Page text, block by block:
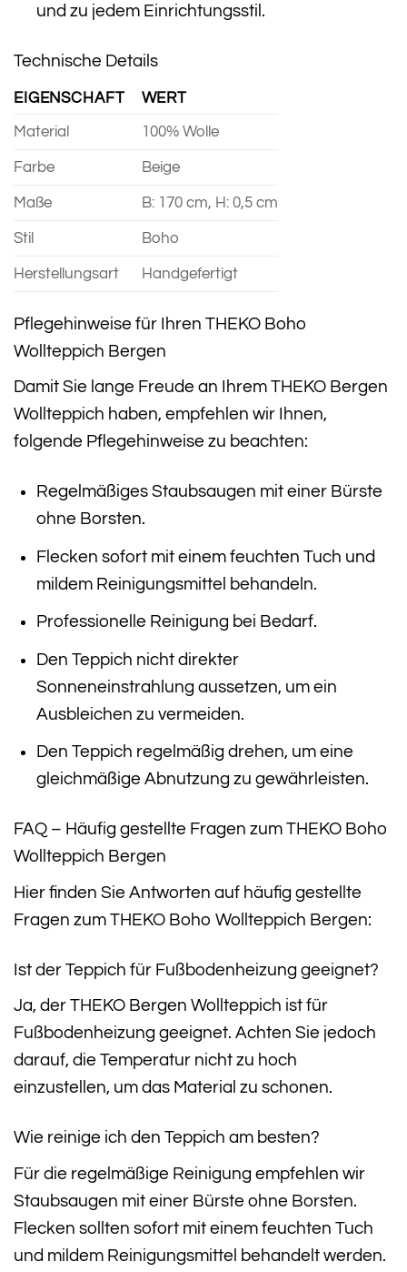
und zu jedem Einrichtungsstil.
Technische Details
EIGENSCHAFT WERT
Material 100% Wolle
Farbe Beige
Maße B: 170 cm, H: 0,5 cm
Stil Boho
Herstellungsart Handgefertigt
Pflegehinweise für Ihren THEKO Boho
Wollteppich Bergen
Damit Sie lange Freude an Ihrem THEKO Bergen
Wollteppich haben, empfehlen wir Ihnen,
folgende Pflegehinweise zu beachten:
Regelmäßiges Staubsaugen mit einer Bürste
ohne Borsten.
Flecken sofort mit einem feuchten Tuch und
mildem Reinigungsmittel behandeln.
Professionelle Reinigung bei Bedarf.
Den Teppich nicht direkter
Sonneneinstrahlung aussetzen, um ein
Ausbleichen zu vermeiden.
Den Teppich regelmäßig drehen, um eine
gleichmäßige Abnutzung zu gewährleisten.
FAQ – Häufig gestellte Fragen zum THEKO Boho
Wollteppich Bergen
Hier finden Sie Antworten auf häufig gestellte
Fragen zum THEKO Boho Wollteppich Bergen:
Ist der Teppich für Fußbodenheizung geeignet?
Ja, der THEKO Bergen Wollteppich ist für
Fußbodenheizung geeignet. Achten Sie jedoch
darauf, die Temperatur nicht zu hoch
einzustellen, um das Material zu schonen.
Wie reinige ich den Teppich am besten?
Für die regelmäßige Reinigung empfehlen wir
Staubsaugen mit einer Bürste ohne Borsten.
Flecken sollten sofort mit einem feuchten Tuch
und mildem Reinigungsmittel behandelt werden.